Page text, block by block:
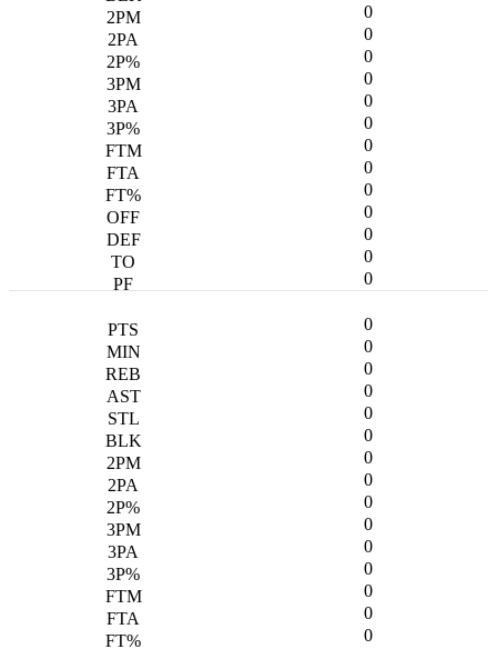
0
0
0
0
0
0
0
0
0
0
0
0
0
0
0
0
0
0
0
0
0
0
0
0
0
0
0
0